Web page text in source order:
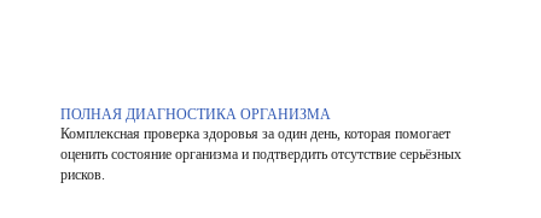
ПОЛНАЯ ДИАГНОСТИКА ОРГАНИЗМА
Комплексная проверка здоровья за один день, которая помогает
оценить состояние организма и подтвердить отсутствие серьёзных
рисков.